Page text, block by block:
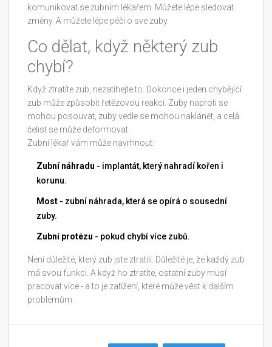
komunikovat se zubním lékařem. Můžete lépe sledovat
změny. A můžete lépe péči o své zuby.
Co dělat, když některý zub
chybí?
Když ztratíte zub, nezatíhejte to. Dokonce i jeden chybějící
zub může způsobit řetězovou reakci. Zuby naproti se
mohou posouvat, zuby vedle se mohou naklánět, a celá
čelist se může deformovat.
Zubní lékař vám může navrhnout:
Zubní náhradu - implantát, který nahradí kořen i
korunu.
Most - zubní náhrada, která se opírá o sousední
zuby.
Zubní protézu - pokud chybí více zubů.
Není důležité, který zub jste ztratili. Důležité je, že každý zub
má svou funkci. A když ho ztratíte, ostatní zuby musí
pracovat více - a to je zatížení, které může vést k dalším
problémům.